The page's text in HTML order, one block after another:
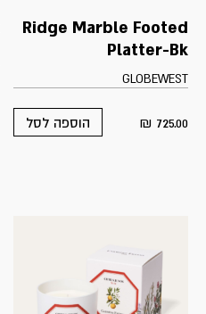
Ridge Marble Footed
Platter-Bk
GLOBEWEST
725.00
₪ הוספה לסל